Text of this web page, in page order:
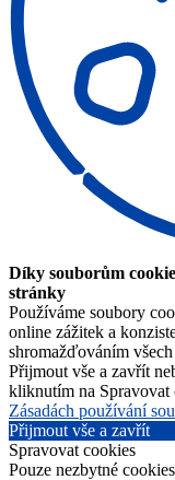
Díky souborům
stránky
Používáme soubory
online zážitek a
shromažďováním
Přijmout vše a zavřít
kliknutím na Spravovat
Zásadách používání
Přijmout vše a zavřít
Spravovat cookies
Pouze nezbytné cookies